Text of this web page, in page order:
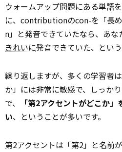
ウォームアップ問題にある単語
に、contributionのcon-を「長
n」と発音できていたなら、あ
きれいに発音できていた、という
繰り返しますが、多くの学習者
か」には非常に敏感で、しっか
で、
「第2アクセントがどこか
い、ということが多いです。
第2アクセントは「第2」と名前